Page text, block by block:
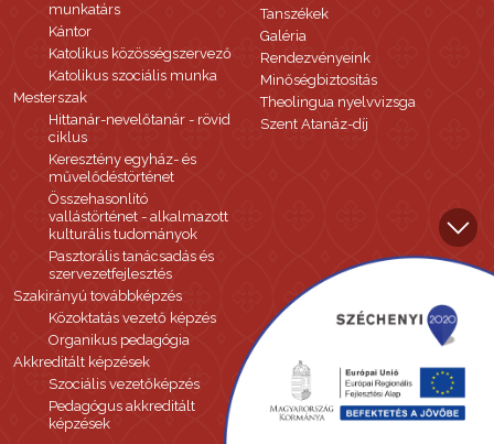
munkatárs
Kántor
Katolikus közösségszervező
Katolikus szociális munka
Mesterszak
Hittanár-nevelőtanár - rövid
ciklus
Keresztény egyház- és
művelődéstörténet
Összehasonlító
vallástörténet - alkalmazott
kulturális tudományok
Pasztorális tanácsadás és
szervezetfejlesztés
Szakirányú továbbképzés
Közoktatás vezető képzés
Organikus pedagógia
Akkreditált képzések
Szociális vezetőképzés
Pedagógus akkreditált
képzések
Tanszékek
Galéria
Rendezvényeink
Minőségbiztosítás
Theolingua nyelvvizsga
Szent Atanáz-díj